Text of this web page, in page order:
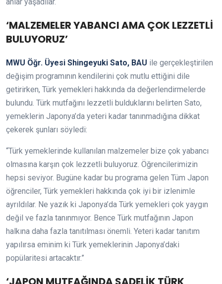
‘MALZEMELER YABANCI AMA ÇOK LEZZETLİ
BULUYORUZ’
MWU Öğr. Üyesi Shingeyuki Sato, BAU ile gerçekleştirilen
değişim programının kendilerini çok mutlu ettiğini dile
getirirken, Türk yemekleri hakkında da değerlendirmelerde
bulundu. Türk mutfağını lezzetli bulduklarını belirten Sato,
yemeklerin Japonya’da yeteri kadar tanınmadığına dikkat
çekerek şunları söyledi:
“Türk yemeklerinde kullanılan malzemeler bize çok yabancı
olmasına karşın çok lezzetli buluyoruz. Öğrencilerimizin
hepsi seviyor. Bugüne kadar bu programa gelen Tüm Japon
öğrenciler, Türk yemekleri hakkında çok iyi bir izlenimle
ayrıldılar. Ne yazık ki Japonya’da Türk yemekleri çok yaygın
değil ve fazla tanınmıyor. Bence Türk mutfağının Japon
halkına daha fazla tanıtılması önemli. Yeteri kadar tanıtım
yapılırsa eminim ki Türk yemeklerinin Japonya’daki
popülaritesi artacaktır.”